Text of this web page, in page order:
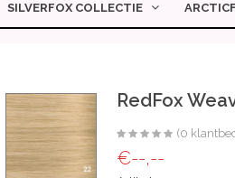
SILVERFOX COLLECTIE
RedFox
(0
€--,--